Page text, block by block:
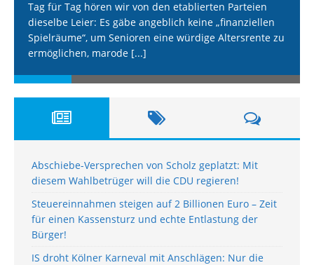
Tag für Tag hören wir von den etablierten Parteien
dieselbe Leier: Es gäbe angeblich keine „finanziellen
Spielräume“, um Senioren eine würdige Altersrente zu
ermöglichen, marode [...]
Abschiebe-Versprechen von Scholz geplatzt: Mit
diesem Wahlbetrüger will die CDU regieren!
Steuereinnahmen steigen auf 2 Billionen Euro – Zeit
für einen Kassensturz und echte Entlastung der
Bürger!
IS droht Kölner Karneval mit Anschlägen: Nur die